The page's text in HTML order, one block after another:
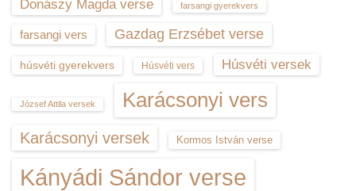
Donászy Magda verse farsangi gyerekvers
farsangi vers Gazdag Erzsébet verse
húsvéti gyerekvers Húsvéti vers Húsvéti versek
József Attila versek Karácsonyi vers
Karácsonyi versek Kormos István verse
Kányádi Sándor verse